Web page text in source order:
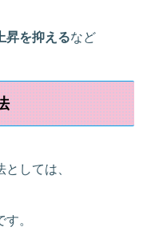
昇を抑えるなど
しては、
。